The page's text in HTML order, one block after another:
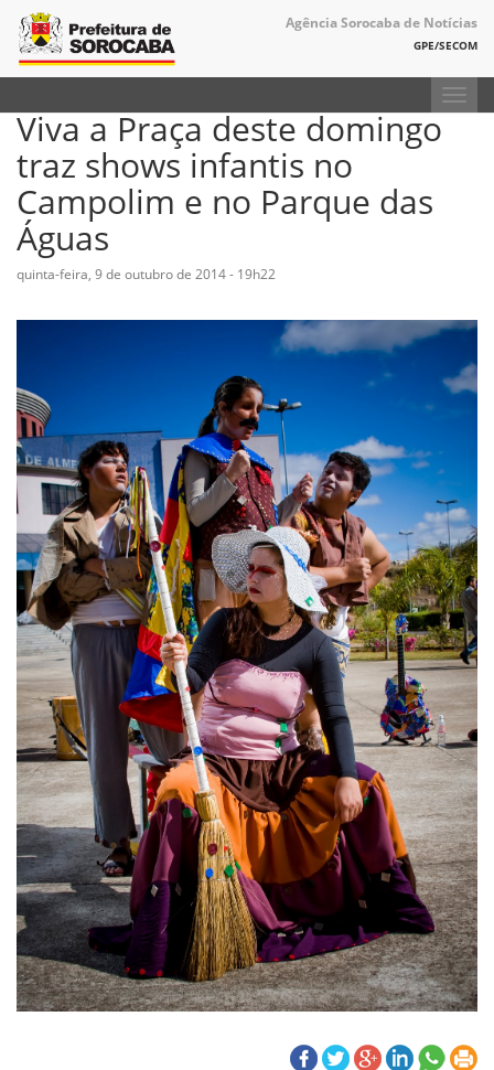
Agência Sorocaba de Notícias
GPE/SECOM
Viva a Praça deste domingo
traz shows infantis no
Campolim e no Parque das
Águas
quinta-feira, 9 de outubro de 2014 - 19h22